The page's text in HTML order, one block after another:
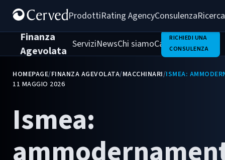
ProdottiRating AgencyConsulenza
Finanza
Agevolata
ServiziNewsChi siamoCasi di successo
RICHIEDI UNA
CONSULENZA
HOMEPAGE/FINANZA AGEVOLATA/MACCHINARI/ISMEA:
11 MAGGIO 2026
Ismea: